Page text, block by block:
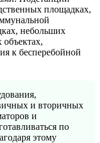
площадках,
небольших
к бесперебойной
и вторичных
и
по
этому